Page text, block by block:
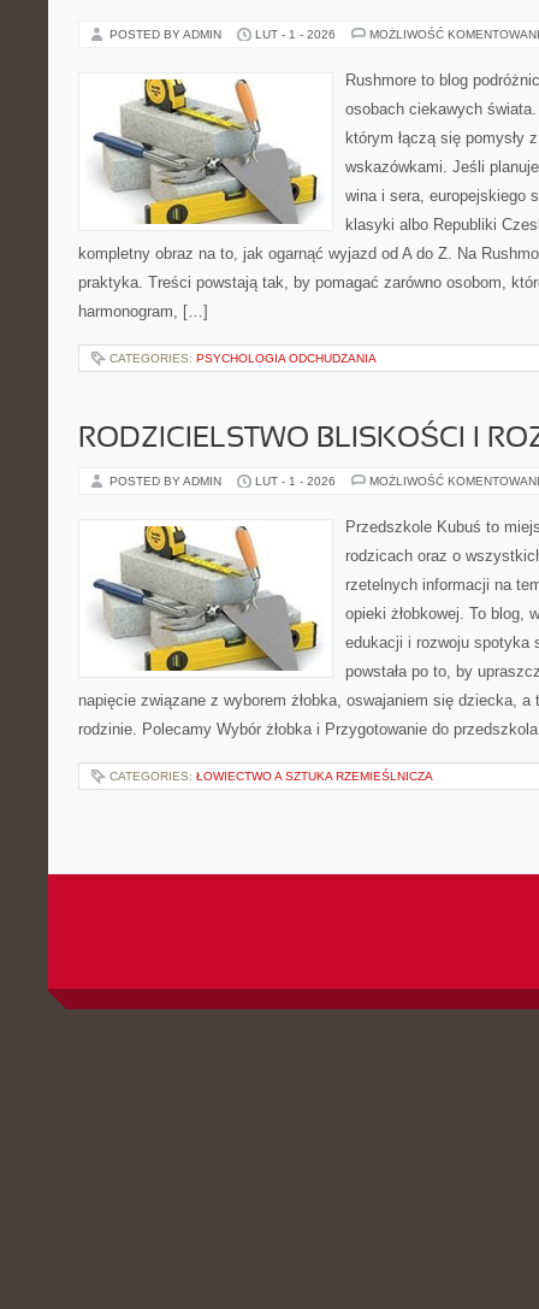
POSTED BY ADMIN LUT - 1 - 2026 MOŻLIWOŚĆ
Rushmore to blog
osobach ciekawych
którym łączą się pomysły
wskazówkami. Jeśli
wina i sera, europejskiego
klasyki albo Republiki
kompletny obraz na to, jak ogarnąć wyjazd od A do Z. Na
praktyka. Treści powstają tak, by pomagać zarówno osobom,
harmonogram, […]
CATEGORIES: PSYCHOLOGIA ODCHUDZANIA
RODZICIELSTWO BLISKOŚCI I
POSTED BY ADMIN LUT - 1 - 2026 MOŻLIWOŚĆ
Przedszkole Kubuś to
rodzicach oraz o
rzetelnych informacji na
opieki żłobkowej. To blog,
edukacji i rozwoju spotyka
powstała po to, by
napięcie związane z wyborem żłobka, oswajaniem się dziecka,
rodzinie. Polecamy Wybór żłobka i Przygotowanie do
CATEGORIES: ŁOWIECTWO A SZTUKA RZEMIEŚLNICZA